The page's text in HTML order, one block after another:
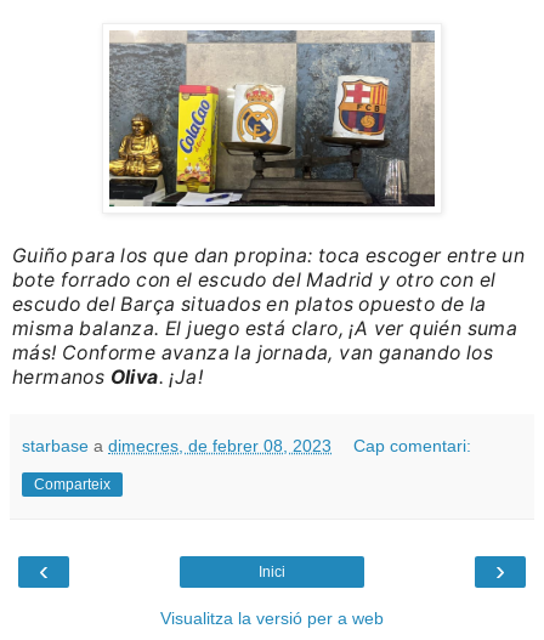
Guiño para los que dan propina: toca escoger entre un
bote forrado con el escudo del Madrid y otro con el
escudo del Barça situados en platos opuesto de la
misma balanza. El juego está claro, ¡A ver quién suma
más! Conforme avanza la jornada, van ganando los
hermanos Oliva. ¡Ja!
starbase a dimecres, de febrer 08, 2023 Cap comentari:
Comparteix
‹ ›
Inici
Visualitza la versió per a web